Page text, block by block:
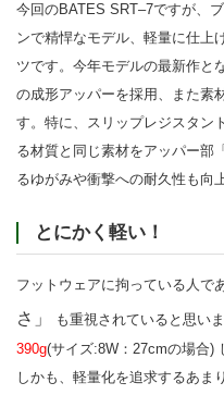
今回のBATES SRT‒7ですが、
ンで精悍なモデル、軽量に仕上
ツです。今年モデルの最新作と
の成形アッパーを採用、また素
す。特に、スリップレジスタン
る材質と同じ素材をアッパー部
るゆがみや衝撃への耐久性も向
とにかく軽い！
フットウェアに拘っている人で
さ」
も重視されていると思い
390g(サイズ:8W：27cmの場合)
しかも、軽量化を追求するあま